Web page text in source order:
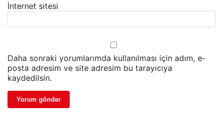
İnternet sitesi
Daha sonraki yorumlarımda kullanılması için adım, e-
posta adresim ve site adresim bu tarayıcıya
kaydedilsin.